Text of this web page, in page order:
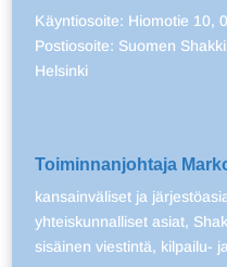
Käyntiosoite: Hiomotie 10,
Postiosoite: Suomen
Helsinki
Toiminnanjohtaja
kansainväliset ja
yhteiskunnalliset asiat,
sisäinen viestintä, kilpailu-